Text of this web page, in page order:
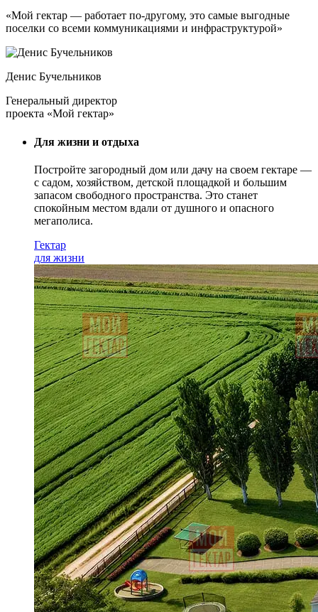
«Мой гектар — работает по-другому, это самые выгодные
поселки со всеми коммуникациями и инфраструктурой»
Денис Бучельников
Генеральный директор
проекта «Мой гектар»
Для жизни и отдыха
Постройте загородный дом или дачу на своем гектаре —
с садом, хозяйством, детской площадкой и большим
запасом свободного пространства. Это станет
спокойным местом вдали от душного и опасного
мегаполиса.
Гектар
для жизни